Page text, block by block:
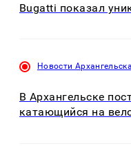
Bugatti показал
Новости Архангельска
В Архангельске
катающийся на